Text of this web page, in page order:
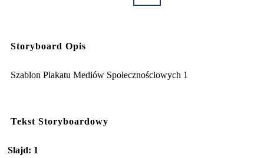
Storyboard Opis
Szablon Plakatu Mediów Społecznościowych 1
Tekst Storyboardowy
Slajd: 1